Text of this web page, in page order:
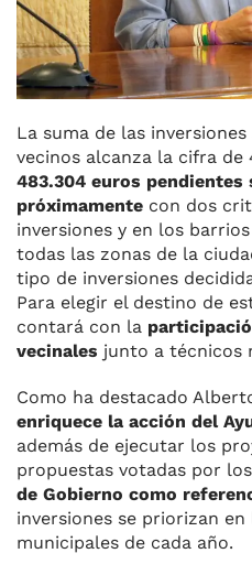
La suma de las
vecinos alcanza la cifra de
483.304 euros pendientes
próximamente con dos
inversiones y en los
todas las zonas de la
tipo de inversiones
Para elegir el destino de
contará con la
vecinales junto a técnicos
Como ha destacado
enriquece la acción del
además de ejecutar los
propuestas votadas por
de Gobierno como
inversiones se priorizan
municipales de cada año.